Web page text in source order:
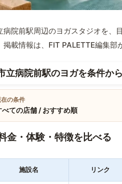
病院前駅周辺のヨガスタジオを、
掲載情報は、FIT PALETTE編集部
立病院前駅のヨガを条件か
の条件
べての店舗 / おすすめ順
金・体験・特徴を比べる
施設名 リンク